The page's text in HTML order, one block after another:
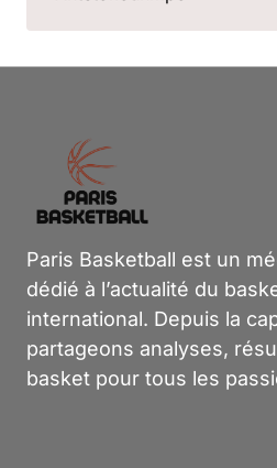
Paris Basketball est un
dédié à l’actualité du
international. Depuis la
partageons analyses,
basket pour tous les